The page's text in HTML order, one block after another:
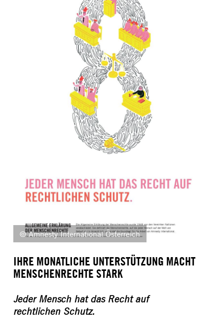
© Amnesty International Österreich
IHRE MONATLICHE UNTERSTÜTZUNG MACHT
MENSCHENRECHTE STARK
Jeder Mensch hat das Recht auf
rechtlichen Schutz.